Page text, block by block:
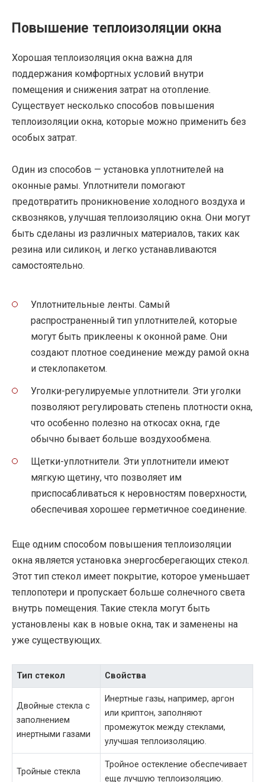
Повышение теплоизоляции окна
Хорошая теплоизоляция окна важна для
поддержания комфортных условий внутри
помещения и снижения затрат на отопление.
Существует несколько способов повышения
теплоизоляции окна, которые можно применить без
особых затрат.
Один из способов — установка уплотнителей на
оконные рамы. Уплотнители помогают
предотвратить проникновение холодного воздуха и
сквозняков, улучшая теплоизоляцию окна. Они могут
быть сделаны из различных материалов, таких как
резина или силикон, и легко устанавливаются
самостоятельно.
Уплотнительные ленты. Самый
распространенный тип уплотнителей, которые
могут быть приклеены к оконной раме. Они
создают плотное соединение между рамой окна
и стеклопакетом.
Уголки-регулируемые уплотнители. Эти уголки
позволяют регулировать степень плотности окна,
что особенно полезно на откосах окна, где
обычно бывает больше воздухообмена.
Щетки-уплотнители. Эти уплотнители имеют
мягкую щетину, что позволяет им
приспосабливаться к неровностям поверхности,
обеспечивая хорошее герметичное соединение.
Еще одним способом повышения теплоизоляции
окна является установка энергосберегающих стекол.
Этот тип стекол имеет покрытие, которое уменьшает
теплопотери и пропускает больше солнечного света
внутрь помещения. Такие стекла могут быть
установлены как в новые окна, так и заменены на
уже существующих.
Тип стекол Свойства
Двойные стекла с
заполнением
инертными газами
Инертные газы, например, аргон
или криптон, заполняют
промежуток между стеклами,
улучшая теплоизоляцию.
Тройные стекла
Тройное остекление обеспечивает
еще лучшую теплоизоляцию.